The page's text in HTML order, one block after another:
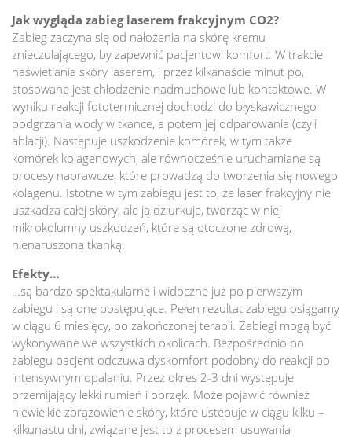
Jak wygląda zabieg laserem frakcyjnym CO2?
Zabieg zaczyna się od nałożenia na skórę kremu
znieczulającego, by zapewnić pacjentowi komfort. W trakcie
naświetlania skóry laserem, i przez kilkanaście minut po,
stosowane jest chłodzenie nadmuchowe lub kontaktowe. W
wyniku reakcji fototermicznej dochodzi do błyskawicznego
podgrzania wody w tkance, a potem jej odparowania (czyli
ablacji). Następuje uszkodzenie komórek, w tym także
komórek kolagenowych, ale równocześnie uruchamiane są
procesy naprawcze, które prowadzą do tworzenia się nowego
kolagenu. Istotne w tym zabiegu jest to, że laser frakcyjny nie
uszkadza całej skóry, ale ją dziurkuje, tworząc w niej
mikrokolumny uszkodzeń, które są otoczone zdrową,
nienaruszoną tkanką.
Efekty…
…są bardzo spektakularne i widoczne już po pierwszym
zabiegu i są one postępujące. Pełen rezultat zabiegu osiągamy
w ciągu 6 miesięcy, po zakończonej terapii. Zabiegi mogą być
wykonywane we wszystkich okolicach. Bezpośrednio po
zabiegu pacjent odczuwa dyskomfort podobny do reakcji po
intensywnym opalaniu. Przez okres 2-3 dni występuje
przemijający lekki rumień i obrzęk. Może pojawić również
niewielkie zbrązowienie skóry, które ustępuje w ciągu kilku –
kilkunastu dni, związane jest to z procesem usuwania